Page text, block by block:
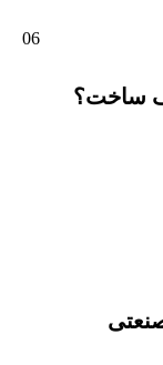
06
ساخت؟